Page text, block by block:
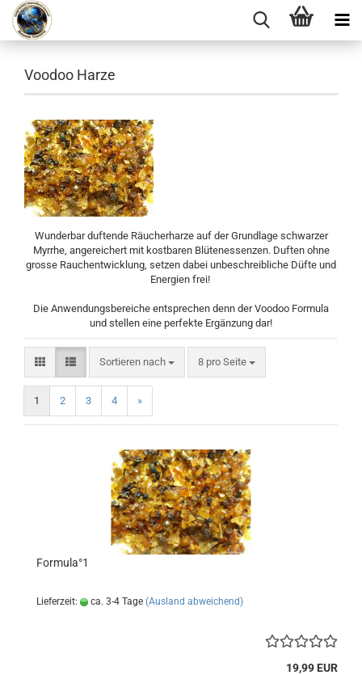
Voodoo Harze
Wunderbar duftende Räucherharze auf der Grundlage schwarzer
Myrrhe, angereichert mit kostbaren Blütenessenzen. Duften ohne
grosse Rauchentwicklung, setzen dabei unbeschreibliche Düfte und
Energien frei!
Die Anwendungsbereiche entsprechen denn der Voodoo Formula
und stellen eine perfekte Ergänzung dar!
Sortieren nach
Sortieren nach 8 pro Seite
pro Seite
1 2 3 4 »
Formula°1
Lieferzeit: ca. 3-4 Tage (Ausland abweichend)
19,99 EUR